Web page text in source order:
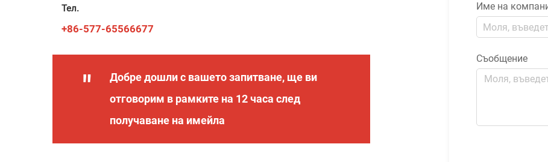
Тел.
+86-577-65566677
"
Добре дошли с вашето запитване, ще ви
отговорим в рамките на 12 часа след
получаване на имейла
Име на
Съобщение